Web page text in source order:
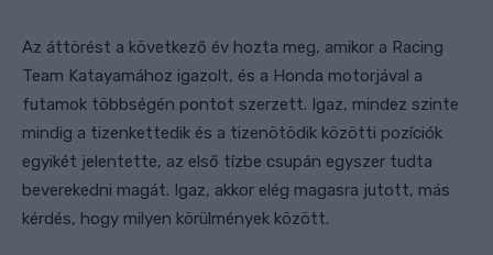
Az áttörést a következő év hozta meg, amikor a Racing
Team Katayamához igazolt, és a Honda motorjával a
futamok többségén pontot szerzett. Igaz, mindez szinte
mindig a tizenkettedik és a tizenötödik közötti pozíciók
egyikét jelentette, az első tízbe csupán egyszer tudta
beverekedni magát. Igaz, akkor elég magasra jutott, más
kérdés, hogy milyen körülmények között.